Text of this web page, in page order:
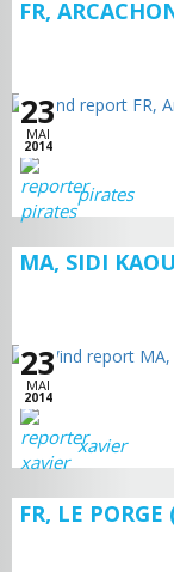
FR,
23
MAI
2014
pirates
MA, SIDI
23
MAI
2014
xavier
FR, LE PORGE